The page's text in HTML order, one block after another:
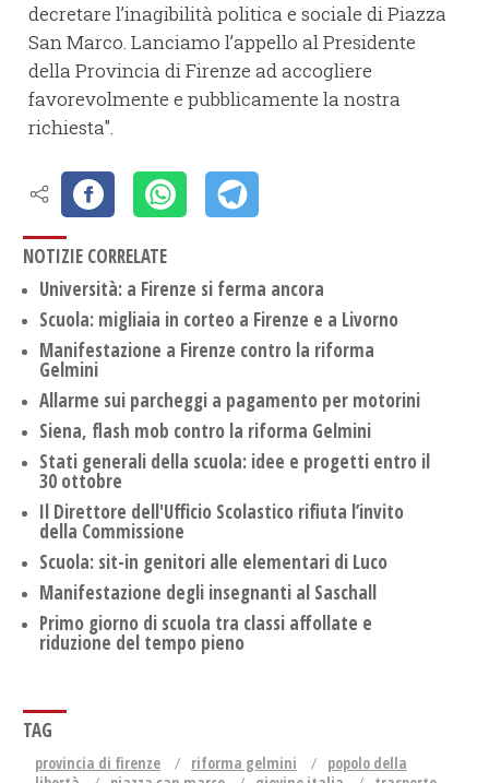
decretare l’inagibilità politica e sociale di Piazza
San Marco. Lanciamo l’appello al Presidente
della Provincia di Firenze ad accogliere
favorevolmente e pubblicamente la nostra
richiesta".
NOTIZIE CORRELATE
Università: a Firenze si ferma ancora
Scuola: migliaia in corteo a Firenze e a Livorno
Manifestazione a Firenze contro la riforma
Gelmini
Allarme sui parcheggi a pagamento per motorini
Siena, flash mob contro la riforma Gelmini
Stati generali della scuola: idee e progetti entro il
30 ottobre
Il Direttore dell'Ufficio Scolastico rifiuta l’invito
della Commissione
Scuola: sit-in genitori alle elementari di Luco
Manifestazione degli insegnanti al Saschall
Primo giorno di scuola tra classi affollate e
riduzione del tempo pieno
TAG
provincia di firenze riforma gelmini
popolo della